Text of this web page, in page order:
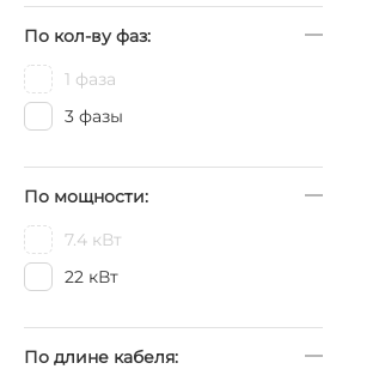
По кол-ву фаз:
1 фаза
3 фазы
По мощности:
7.4 кВт
22 кВт
По длине кабеля: